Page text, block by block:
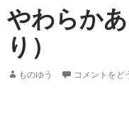
やわらか
り）
ものゆう コメントをど